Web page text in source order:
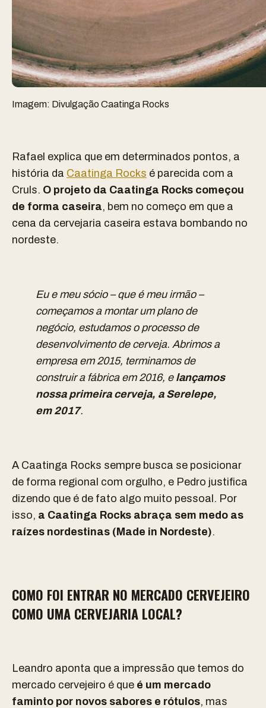
Imagem: Divulgação Caatinga Rocks
Rafael explica que em determinados pontos, a
história da Caatinga Rocks é parecida com a
Cruls. O projeto da Caatinga Rocks começou
de forma caseira, bem no começo em que a
cena da cervejaria caseira estava bombando no
nordeste.
Eu e meu sócio – que é meu irmão –
começamos a montar um plano de
negócio, estudamos o processo de
desenvolvimento de cerveja. Abrimos a
empresa em 2015, terminamos de
construir a fábrica em 2016, e lançamos
nossa primeira cerveja, a Serelepe,
em 2017.
A Caatinga Rocks sempre busca se posicionar
de forma regional com orgulho, e Pedro justifica
dizendo que é de fato algo muito pessoal. Por
isso, a Caatinga Rocks abraça sem medo as
raízes nordestinas (Made in Nordeste).
COMO FOI ENTRAR NO MERCADO CERVEJEIRO
COMO UMA CERVEJARIA LOCAL?
Leandro aponta que a impressão que temos do
mercado cervejeiro é que é um mercado
faminto por novos sabores e rótulos, mas